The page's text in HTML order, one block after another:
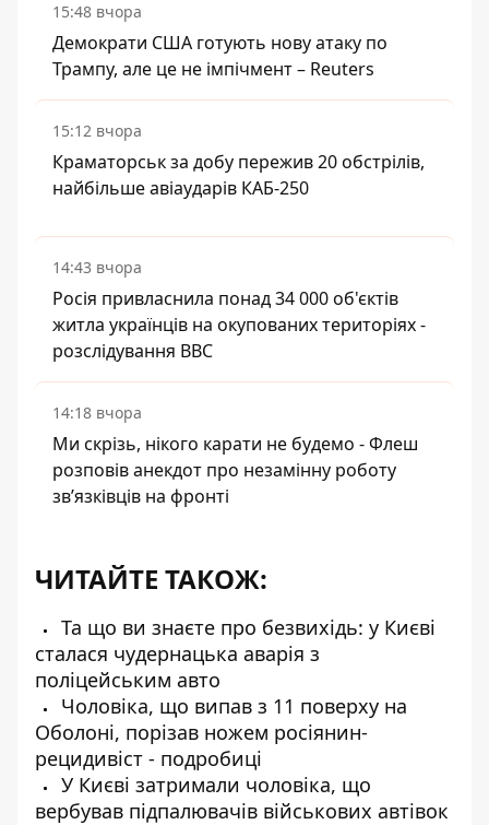
15:48 вчора
Демократи США готують нову атаку по
Трампу, але це не імпічмент – Reuters
15:12 вчора
Краматорськ за добу пережив 20 обстрілів,
найбільше авіаударів КАБ-250
14:43 вчора
Росія привласнила понад 34 000 об'єктів
житла українців на окупованих територіях -
розслідування BBC
14:18 вчора
Ми скрізь, нікого карати не будемо - Флеш
розповів анекдот про незамінну роботу
зв’язківців на фронті
ЧИТАЙТЕ ТАКОЖ:
Та що ви знаєте про безвихідь: у Києві
сталася чудернацька аварія з
поліцейським авто
Чоловіка, що випав з 11 поверху на
Оболоні, порізав ножем росіянин-
рецидивіст - подробиці
У Києві затримали чоловіка, що
вербував підпалювачів військових автівок